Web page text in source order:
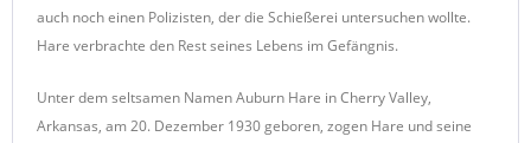
auch noch einen Polizisten, der die Schießerei untersuchen wollte.
Hare verbrachte den Rest seines Lebens im Gefängnis.
Unter dem seltsamen Namen Auburn Hare in Cherry Valley,
Arkansas, am 20. Dezember 1930 geboren, zogen Hare und seine